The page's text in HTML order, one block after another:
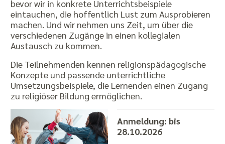
bevor wir in konkrete Unterrichtsbeispiele
eintauchen, die hoffentlich Lust zum Ausprobieren
machen. Und wir nehmen uns Zeit, um über die
verschiedenen Zugänge in einen kollegialen
Austausch zu kommen.
Die Teilnehmenden kennen religionspädagogische
Konzepte und passende unterrichtliche
Umsetzungsbeispiele, die Lernenden einen Zugang
zu religiöser Bildung ermöglichen.
Anmeldung: bis
28.10.2026